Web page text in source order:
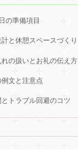
の準備項目
と休憩スペースづくり
の扱いとお礼の伝え方
文と注意点
トラブル回避のコツ